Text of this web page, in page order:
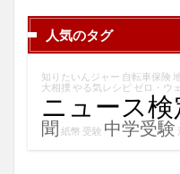
人気のタグ
知りたいんジャー 自転車保険
大相撲 やる気レシピ ゼロ・ウ
ニュース検
聞 紙幣 受験 中学受験